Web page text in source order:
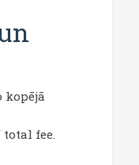
kopējā
total fee.